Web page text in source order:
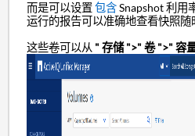
而是可以设置包含Snapshot 利用
运行的报告可以准确地查看快照随
这些卷可以从 " 存储 ">" 卷 ">" 容